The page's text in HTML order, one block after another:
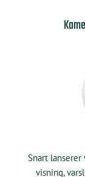
Snart
visning,